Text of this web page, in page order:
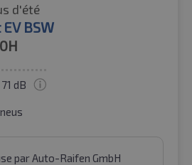
d'été
BSW
71 dB
par Auto-Raifen GmbH